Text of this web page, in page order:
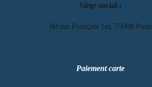
Siège social :
60 rue François 1er, 75008 Paris
Paiement carte